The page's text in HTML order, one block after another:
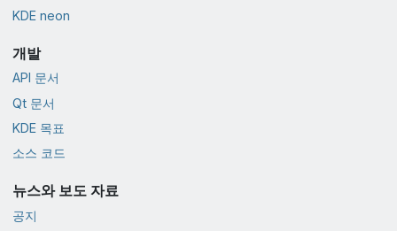
KDE neon
개발
API 문서
Qt 문서
KDE 목표
소스 코드
뉴스와 보도 자료
공지